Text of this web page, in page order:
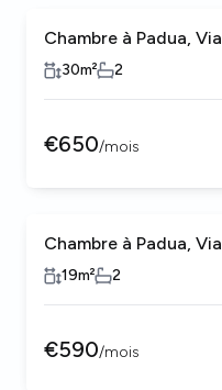
Chambre à Padua,
30m² 2
€650/mois
Chambre à Padua,
19m² 2
€590/mois